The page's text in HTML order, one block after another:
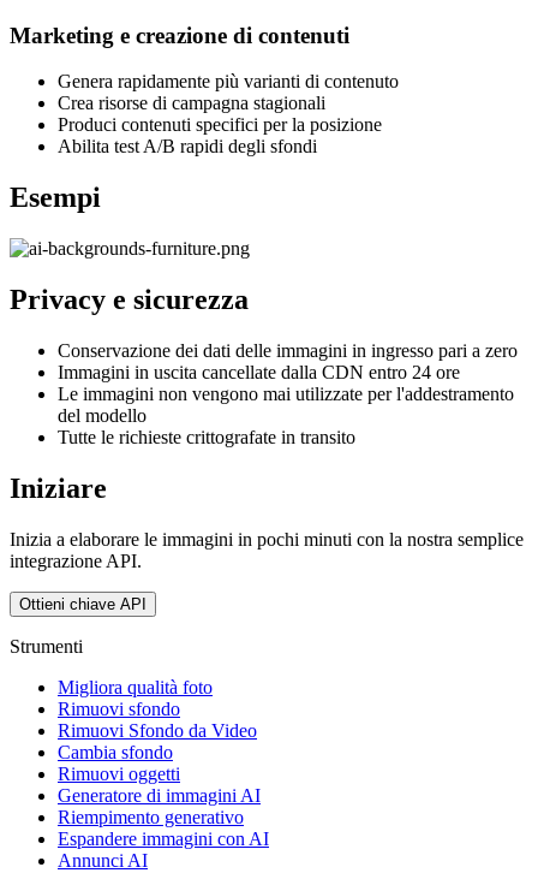
Marketing e creazione di contenuti
Genera rapidamente più varianti di contenuto
Crea risorse di campagna stagionali
Produci contenuti specifici per la posizione
Abilita test A/B rapidi degli sfondi
Esempi
Privacy e sicurezza
Conservazione dei dati delle immagini in ingresso pari a zero
Immagini in uscita cancellate dalla CDN entro 24 ore
Le immagini non vengono mai utilizzate per l'addestramento
del modello
Tutte le richieste crittografate in transito
Iniziare
Inizia a elaborare le immagini in pochi minuti con la nostra semplice
integrazione API.
Ottieni chiave API
Strumenti
Migliora qualità foto
Rimuovi sfondo
Rimuovi Sfondo da Video
Cambia sfondo
Rimuovi oggetti
Generatore di immagini AI
Riempimento generativo
Espandere immagini con AI
Annunci AI